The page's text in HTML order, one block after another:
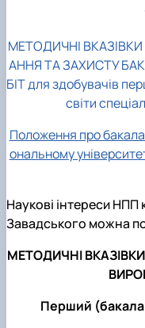
МЕТОДИЧНІ
АННЯ ТА ЗАХИСТУ
БІТ для здобувачів
світи
Положення про
ональному
Наукові інтереси
Завадського можна
МЕТОДИЧНІ
Перший